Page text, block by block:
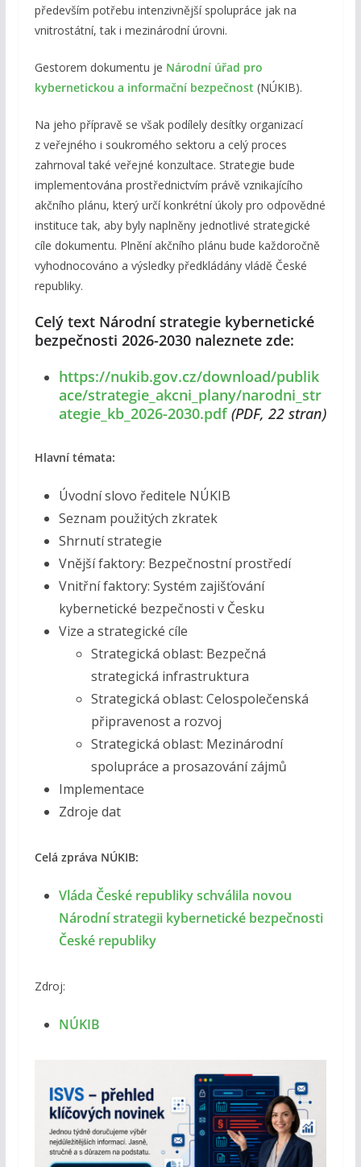
především potřebu intenzivnější spolupráce jak na
vnitrostátní, tak i mezinárodní úrovni.
Gestorem dokumentu je Národní úřad pro
kybernetickou a informační bezpečnost (NÚKIB).
Na jeho přípravě se však podílely desítky organizací
z veřejného i soukromého sektoru a celý proces
zahrnoval také veřejné konzultace. Strategie bude
implementována prostřednictvím právě vznikajícího
akčního plánu, který určí konkrétní úkoly pro odpovědné
instituce tak, aby byly naplněny jednotlivé strategické
cíle dokumentu. Plnění akčního plánu bude každoročně
vyhodnocováno a výsledky předkládány vládě České
republiky.
Celý text Národní strategie kybernetické
bezpečnosti 2026-2030 naleznete zde:
https://nukib.gov.cz/download/publik
ace/strategie_akcni_plany/narodni_str
ategie_kb_2026-2030.pdf (PDF, 22 stran)
Hlavní témata:
Úvodní slovo ředitele NÚKIB
Seznam použitých zkratek
Shrnutí strategie
Vnější faktory: Bezpečnostní prostředí
Vnitřní faktory: Systém zajišťování
kybernetické bezpečnosti v Česku
Vize a strategické cíle
Strategická oblast: Bezpečná
strategická infrastruktura
Strategická oblast: Celospolečenská
připravenost a rozvoj
Strategická oblast: Mezinárodní
spolupráce a prosazování zájmů
Implementace
Zdroje dat
Celá zpráva NÚKIB:
Vláda České republiky schválila novou
Národní strategii kybernetické bezpečnosti
České republiky
Zdroj:
NÚKIB